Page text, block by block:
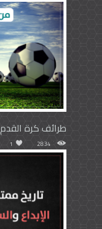
طرائف كرة القدم
2834
1